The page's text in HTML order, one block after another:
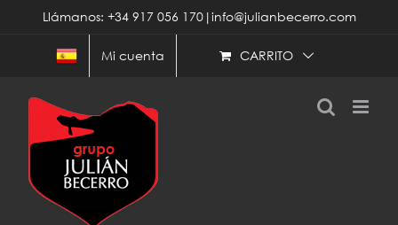
contenido
Llámanos: +34 917 056 170|info@julianbecerro.com
Mi cuenta CARRITO